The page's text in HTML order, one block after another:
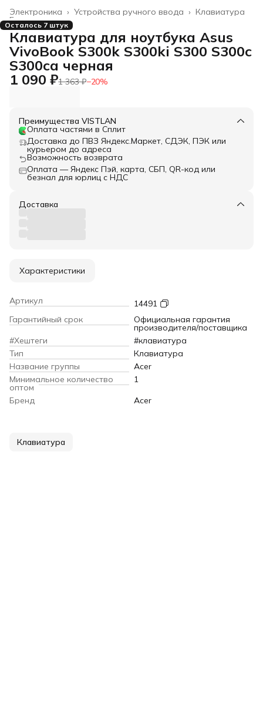
Клавиатура
Устройства ручного ввода ›
Электроника ›
Главная ›
Осталось 7 штук
Клавиатура для ноутбука Asus
VivoBook S300k S300ki S300 S300c
S300ca черная
1 090 ₽1 363 ₽−20%
Преимущества VISTLAN
Оплата частями в Сплит
Доставка до ПВЗ Яндекс.Маркет, СДЭК, ПЭК или
курьером до адреса
Возможность возврата
Оплата — Яндекс Пэй, карта, СБП, QR-код или
безнал для юрлиц с НДС
Доставка
Характеристики
Артикул
14491
Гарантийный срок
Официальная гарантия
производителя/поставщика
#Хештеги
#клавиатура
Тип
Клавиатура
Название группы
Acer
Минимальное количество
оптом
1
Бренд
Acer
Клавиатура